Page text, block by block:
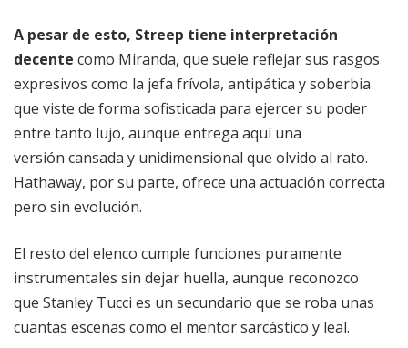
A pesar de esto, Streep tiene interpretación
decente como Miranda, que suele reflejar sus rasgos
expresivos como la jefa frívola, antipática y soberbia
que viste de forma sofisticada para ejercer su poder
entre tanto lujo, aunque entrega aquí una
versión cansada y unidimensional que olvido al rato.
Hathaway, por su parte, ofrece una actuación correcta
pero sin evolución.
El resto del elenco cumple funciones puramente
instrumentales sin dejar huella, aunque reconozco
que Stanley Tucci es un secundario que se roba unas
cuantas escenas como el mentor sarcástico y leal.